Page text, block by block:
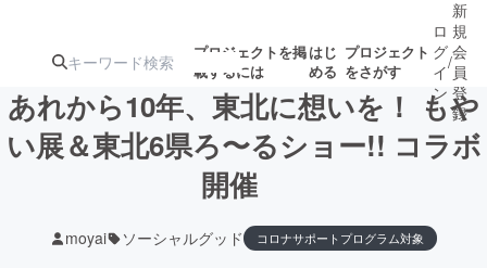
プロジェクトを掲
載するには
はじ
める
プロジェクト
をさがす
注目の新着プロ
ロ
グ
イ
ン
/
新
規
会
員
登
録
あれから10年、東北に想いを！ もや
い展＆東北6県ろ〜るショー!! コラボ
開催
moyai ソーシャルグッド コロナサポートプログラム対象